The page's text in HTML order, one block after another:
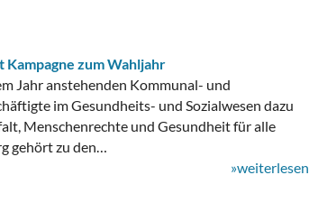
zum Wahljahr
Jahr anstehenden Kommunal- und
im Gesundheits- und Sozialwesen dazu
Menschenrechte und Gesundheit für alle
gehört zu den…
»weiterlesen